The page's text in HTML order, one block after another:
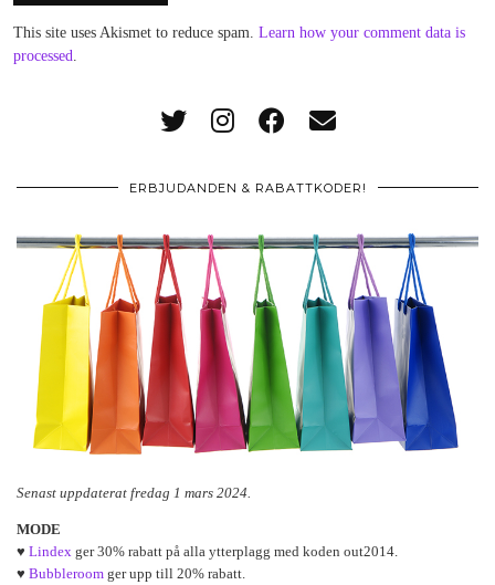
This site uses Akismet to reduce spam. Learn how your comment data is
processed
ERBJUDANDEN & RABATTKODER!
Senast uppdaterat fredag 1 mars 2024.
MODE
♥ Lindex ger 30% rabatt på alla ytterplagg med koden out2014.
♥ Bubbleroom ger upp till 20% rabatt.